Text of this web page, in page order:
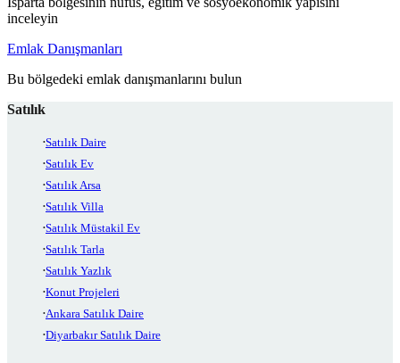
inceleyin
Emlak Danışmanları
Bu bölgedeki emlak danışmanlarını bulun
Satılık
Satılık Daire
Satılık Ev
Satılık Arsa
Satılık Villa
Satılık Müstakil Ev
Satılık Tarla
Satılık Yazlık
Konut Projeleri
Ankara Satılık Daire
Diyarbakır Satılık Daire